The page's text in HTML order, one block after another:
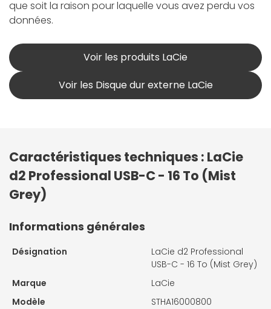
que soit la raison pour laquelle vous avez perdu vos
données.
Voir les produits LaCie
Voir les Disque dur externe LaCie
Caractéristiques techniques : LaCie
d2 Professional USB-C - 16 To (Mist
Grey)
Informations générales
Désignation
LaCie d2 Professional
USB-C - 16 To (Mist Grey)
Marque
LaCie
Modèle
STHA16000800